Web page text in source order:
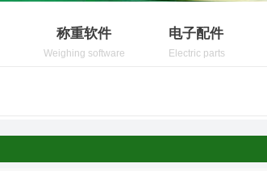
称重软件 电子配件
Electric parts
Weighing software